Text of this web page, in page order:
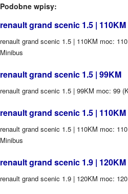
Podobne wpisy:
renault grand scenic 1.5 | 110KM
renault grand scenic 1.5 | 110KM moc:
Minibus
renault grand scenic 1.5 | 99KM
renault grand scenic 1.5 | 99KM moc: 99
renault grand scenic 1.5 | 110KM
renault grand scenic 1.5 | 110KM moc:
Minibus
renault grand scenic 1.9 | 120KM
renault grand scenic 1.9 | 120KM moc: